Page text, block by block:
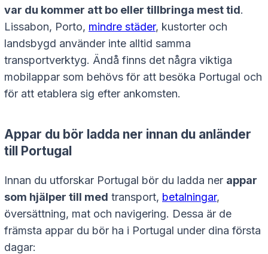
var du kommer att bo eller tillbringa mest tid.
Lissabon, Porto, mindre städer, kustorter och
landsbygd använder inte alltid samma
transportverktyg. Ändå finns det några viktiga
mobilappar som behövs för att besöka Portugal och
för att etablera sig efter ankomsten.
Appar du bör ladda ner innan du anländer
till Portugal
Innan du utforskar Portugal bör du ladda ner appar
som hjälper till med transport, betalningar,
översättning, mat och navigering. Dessa är de
främsta appar du bör ha i Portugal under dina första
dagar: